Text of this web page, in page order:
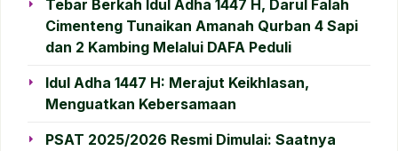
Tebar Berkah Idul Adha 1447 H, Darul Falah
Cimenteng Tunaikan Amanah Qurban 4 Sapi
dan 2 Kambing Melalui DAFA Peduli
Idul Adha 1447 H: Merajut Keikhlasan,
Menguatkan Kebersamaan
PSAT 2025/2026 Resmi Dimulai: Saatnya